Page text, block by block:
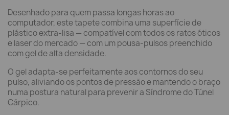
Desenhado para quem passa longas horas ao
computador, este tapete combina uma superfície de
plástico extra-lisa — compatível com todos os ratos óticos
e laser do mercado — com um pousa-pulsos preenchido
com gel de alta densidade.
O gel adapta-se perfeitamente aos contornos do seu
pulso, aliviando os pontos de pressão e mantendo o braço
numa postura natural para prevenir a Síndrome do Túnel
Cárpico.